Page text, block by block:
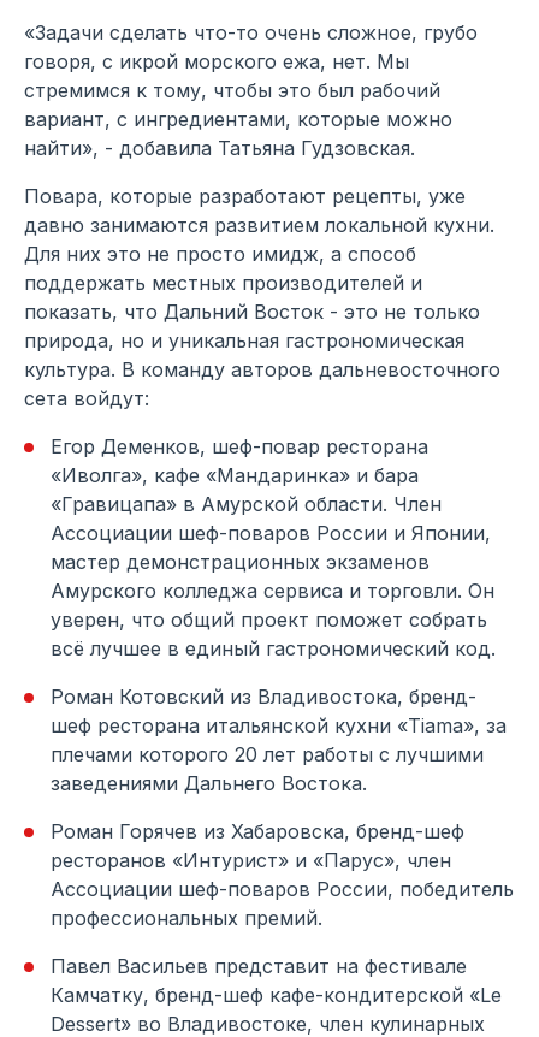
«Задачи сделать что-то очень сложное, грубо
говоря, с икрой морского ежа, нет. Мы
стремимся к тому, чтобы это был рабочий
вариант, с ингредиентами, которые можно
найти», - добавила Татьяна Гудзовская.
Повара, которые разработают рецепты, уже
давно занимаются развитием локальной кухни.
Для них это не просто имидж, а способ
поддержать местных производителей и
показать, что Дальний Восток - это не только
природа, но и уникальная гастрономическая
культура. В команду авторов дальневосточного
сета войдут:
Егор Деменков, шеф-повар ресторана
«Иволга», кафе «Мандаринка» и бара
«Гравицапа» в Амурской области. Член
Ассоциации шеф-поваров России и Японии,
мастер демонстрационных экзаменов
Амурского колледжа сервиса и торговли. Он
уверен, что общий проект поможет собрать
всё лучшее в единый гастрономический код.
Роман Котовский из Владивостока, бренд-
шеф ресторана итальянской кухни «Tiama», за
плечами которого 20 лет работы с лучшими
заведениями Дальнего Востока.
Роман Горячев из Хабаровска, бренд-шеф
ресторанов «Интурист» и «Парус», член
Ассоциации шеф-поваров России, победитель
профессиональных премий.
Павел Васильев представит на фестивале
Камчатку, бренд-шеф кафе-кондитерской «Le
Dessert» во Владивостоке, член кулинарных